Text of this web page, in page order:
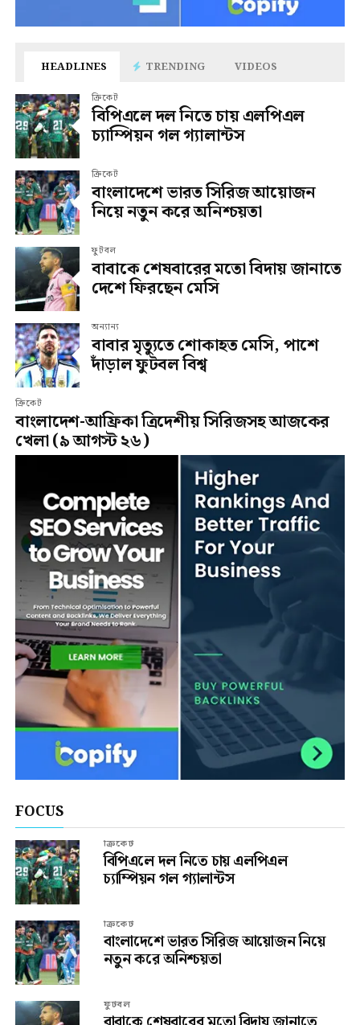
HEADLINES TRENDING VIDEOS
ক্রিকেট
বিপিএলে দল নিতে চায় এলপিএল
চ্যাম্পিয়ন গল গ্যালান্টস
ক্রিকেট
বাংলাদেশে ভারত সিরিজ আয়োজন
নিয়ে নতুন করে অনিশ্চয়তা
ফুটবল
বাবাকে শেষবারের মতো বিদায় জানাতে
দেশে ফিরছেন মেসি
অন্যান্য
বাবার মৃত্যুতে শোকাহত মেসি, পাশে
দাঁড়াল ফুটবল বিশ্ব
ক্রিকেট
বাংলাদেশ-আফ্রিকা ত্রিদেশীয় সিরিজসহ আজকের
খেলা (৯ আগস্ট ২৬)
FOCUS
ক্রিকেট
বিপিএলে দল নিতে চায় এলপিএল
চ্যাম্পিয়ন গল গ্যালান্টস
ক্রিকেট
বাংলাদেশে ভারত সিরিজ আয়োজন নিয়ে
নতুন করে অনিশ্চয়তা
ফুটবল